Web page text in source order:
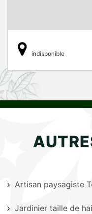
indisponible
Artisan paysagiste
Jardinier taille de